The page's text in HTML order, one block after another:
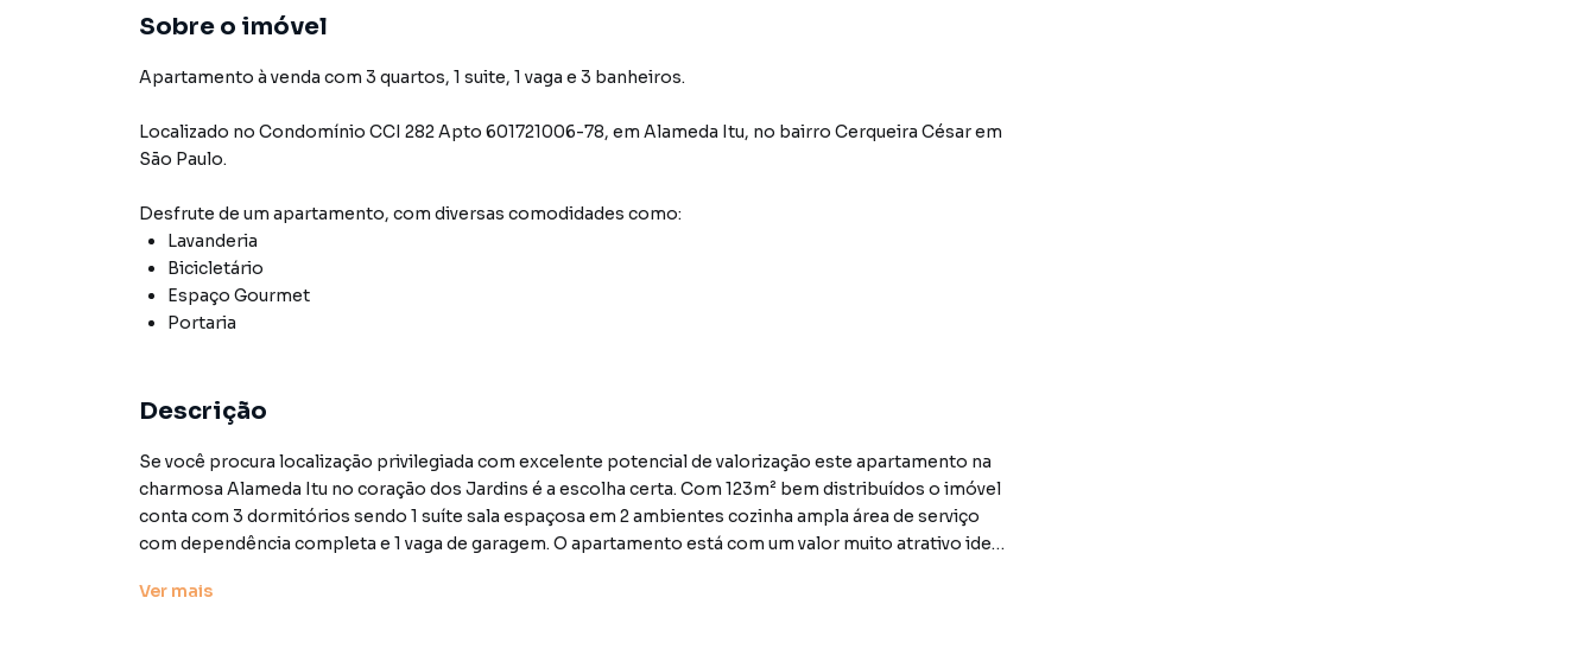
Sobre o imóvel
Apartamento à venda com 3 quartos, 1 suite, 1 vaga e 3 banheiros.
Localizado no Condomínio CCI 282 Apto 601721006-78, em Alameda Itu, no bairro Cerqueira Césarem
São Paulo.
Desfrute de um apartamento, com diversas comodidades como:
Lavanderia
Bicicletário
Espaço Gourmet
Portaria
Descrição
Se você procura localização privilegiada com excelente potencial de valorização este apartamento na
charmosa Alameda Itu no coração dos Jardins é a escolha certa. Com 123m² bem distribuídos o imóvel
conta com 3 dormitórios sendo 1 suíte sala espaçosa em 2 ambientes cozinha ampla área de serviço
com dependência completa e 1 vaga de garagem. O apartamento está com um valor muito atrativo ideal
o imóvel se transforma em uma verdadeira joia seja para revenda com excelente margem ou para uso
Ver mais